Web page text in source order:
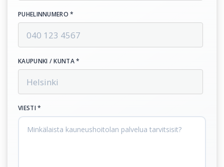
PUHELINNUMERO *
KAUPUNKI / KUNTA *
VIESTI *